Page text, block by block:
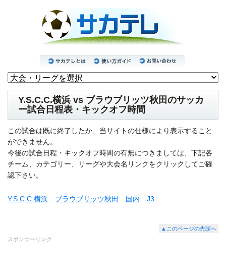
Y.S.C.C.横浜 vs ブラウブリッツ秋田のサッカ
ー試合日程表・キックオフ時間
この試合は既に終了したか、当サイトの仕様により表示すること
ができません。
今後の試合日程・キックオフ時間の有無につきましては、下記各
チーム、カテゴリー、リーグや大会名リンクをクリックしてご確
認下さい。
Y.S.C.C.横浜 ブラウブリッツ秋田 国内 J3
▲このページの先頭へ
スポンサーリンク